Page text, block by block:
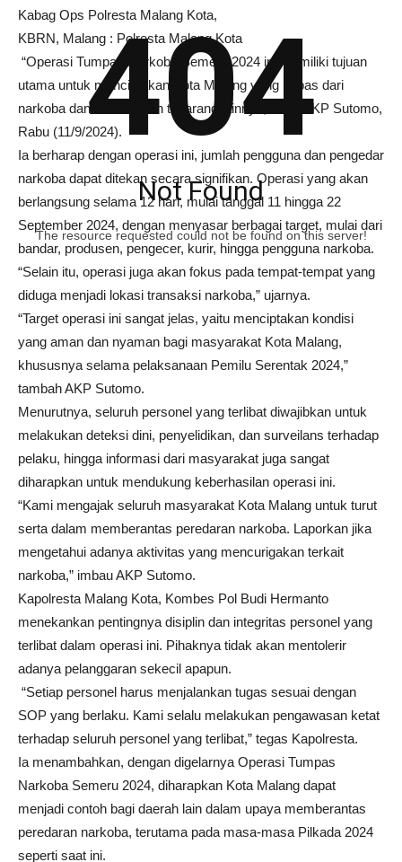
Kabag Ops Polresta Malang Kota,
KBRN, Malang : Polresta Malang Kota
“Operasi Tumpas Narkoba Semeru 2024 ini memiliki tujuan
utama untuk menciptakan Kota Malang yang bebas dari
narkoba dan obat-obatan terlarang lainnya,” kata AKP Sutomo,
Rabu (11/9/2024).
Ia berharap dengan operasi ini, jumlah pengguna dan pengedar
narkoba dapat ditekan secara signifikan. Operasi yang akan
berlangsung selama 12 hari, mulai tanggal 11 hingga 22
September 2024, dengan menyasar berbagai target, mulai dari
bandar, produsen, pengecer, kurir, hingga pengguna narkoba.
“Selain itu, operasi juga akan fokus pada tempat-tempat yang
diduga menjadi lokasi transaksi narkoba,” ujarnya.
“Target operasi ini sangat jelas, yaitu menciptakan kondisi
yang aman dan nyaman bagi masyarakat Kota Malang,
khususnya selama pelaksanaan Pemilu Serentak 2024,”
tambah AKP Sutomo.
Menurutnya, seluruh personel yang terlibat diwajibkan untuk
melakukan deteksi dini, penyelidikan, dan surveilans terhadap
pelaku, hingga informasi dari masyarakat juga sangat
diharapkan untuk mendukung keberhasilan operasi ini.
“Kami mengajak seluruh masyarakat Kota Malang untuk turut
serta dalam memberantas peredaran narkoba. Laporkan jika
mengetahui adanya aktivitas yang mencurigakan terkait
narkoba,” imbau AKP Sutomo.
Kapolresta Malang Kota, Kombes Pol Budi Hermanto
menekankan pentingnya disiplin dan integritas personel yang
terlibat dalam operasi ini. Pihaknya tidak akan mentolerir
adanya pelanggaran sekecil apapun.
“Setiap personel harus menjalankan tugas sesuai dengan
SOP yang berlaku. Kami selalu melakukan pengawasan ketat
terhadap seluruh personel yang terlibat,” tegas Kapolresta.
Ia menambahkan, dengan digelarnya Operasi Tumpas
Narkoba Semeru 2024, diharapkan Kota Malang dapat
menjadi contoh bagi daerah lain dalam upaya memberantas
peredaran narkoba, terutama pada masa-masa Pilkada 2024
seperti saat ini.
404
Not Found
The resource requested could not be found on this server!